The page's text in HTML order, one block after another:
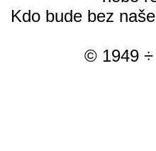
Kdo bude bez
© 1949 ÷